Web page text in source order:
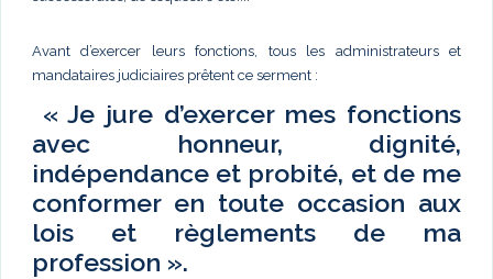
Avant d’exercer leurs fonctions, tous les administrateurs et
mandataires judiciaires prêtent ce serment :
« Je jure d’exercer mes fonctions
avec honneur, dignité,
indépendance et probité, et de me
conformer en toute occasion aux
lois et règlements de ma
profession ».